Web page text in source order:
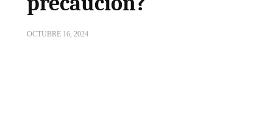
OCTUBRE 16, 2024